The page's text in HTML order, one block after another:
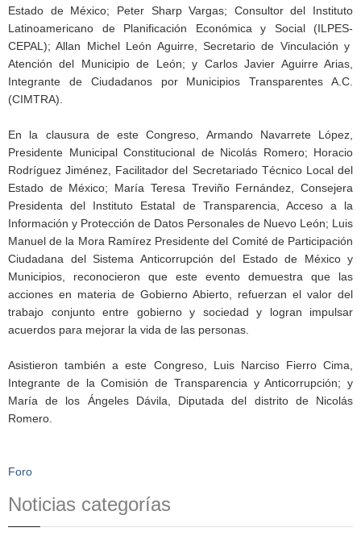
Estado de México; Peter Sharp Vargas; Consultor del Instituto
Latinoamericano de Planificación Económica y Social (ILPES-
CEPAL); Allan Michel León Aguirre, Secretario de Vinculación y
Atención del Municipio de León; y Carlos Javier Aguirre Arias,
Integrante de Ciudadanos por Municipios Transparentes A.C.
(CIMTRA).
En la clausura de este Congreso, Armando Navarrete López,
Presidente Municipal Constitucional de Nicolás Romero; Horacio
Rodríguez Jiménez, Facilitador del Secretariado Técnico Local del
Estado de México; María Teresa Treviño Fernández, Consejera
Presidenta del Instituto Estatal de Transparencia, Acceso a la
Información y Protección de Datos Personales de Nuevo León; Luis
Manuel de la Mora Ramírez Presidente del Comité de Participación
Ciudadana del Sistema Anticorrupción del Estado de México y
Municipios, reconocieron que este evento demuestra que las
acciones en materia de Gobierno Abierto, refuerzan el valor del
trabajo conjunto entre gobierno y sociedad y logran impulsar
acuerdos para mejorar la vida de las personas.
Asistieron también a este Congreso, Luis Narciso Fierro Cima,
Integrante de la Comisión de Transparencia y Anticorrupción; y
María de los Ángeles Dávila, Diputada del distrito de Nicolás
Romero.
Foro
Noticias categorías